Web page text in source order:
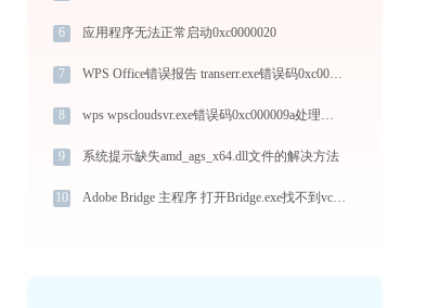
6 应用程序无法正常启动0xc0000020
7 WPS Office错误报告 transerr.exe错误码0xc000000d处理办法
8 wps wpscloudsvr.exe错误码0xc000009a处理办法
9 系统提示缺失amd_ags_x64.dll文件的解决方法
10 Adobe Bridge 主程序 打开Bridge.exe找不到vcruntime140.dll怎么办